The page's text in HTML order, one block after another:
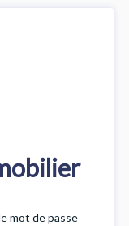
mot de passe